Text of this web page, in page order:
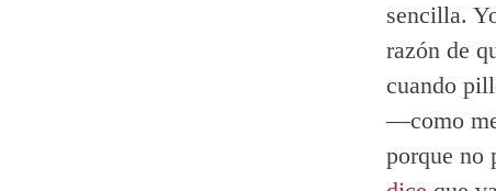
sencilla.
razón de
cuando
—como me
porque no